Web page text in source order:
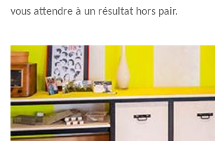
vous attendre à un résultat hors pair.